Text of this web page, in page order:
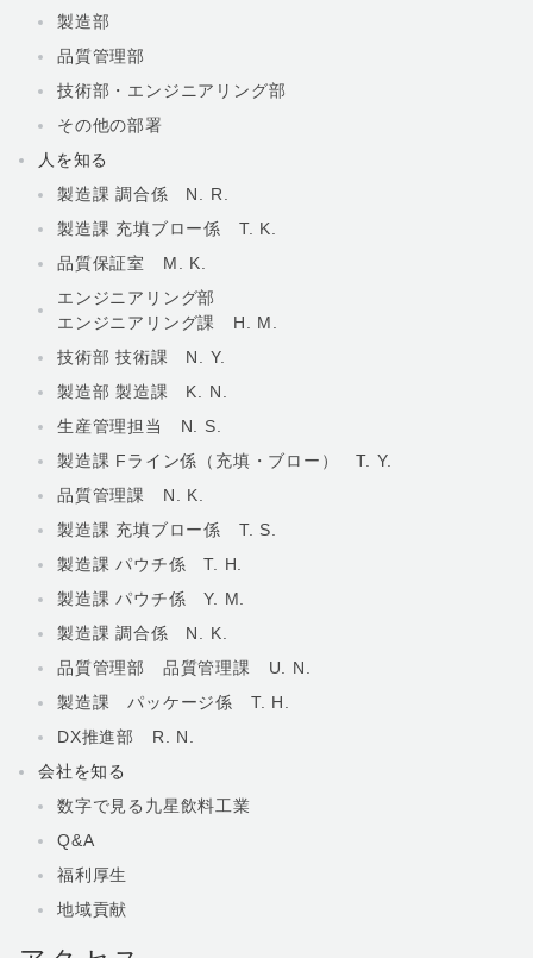
製造部
品質管理部
技術部・エンジニアリング部
その他の部署
人を知る
製造課 調合係 N. R.
製造課 充填ブロー係 T. K.
品質保証室 M. K.
エンジニアリング部
エンジニアリング課 H. M.
技術部 技術課 N. Y.
製造部 製造課 K. N.
生産管理担当 N. S.
製造課 Fライン係（充填・ブロー） T. Y.
品質管理課 N. K.
製造課 充填ブロー係 T. S.
製造課 パウチ係 T. H.
製造課 パウチ係 Y. M.
製造課 調合係 N. K.
品質管理部 品質管理課 U. N.
製造課 パッケージ係 T. H.
DX推進部 R. N.
会社を知る
数字で見る九星飲料工業
Q&A
福利厚生
地域貢献